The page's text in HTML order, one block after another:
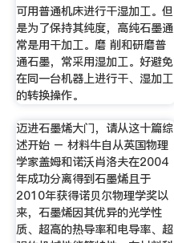
可用普通机床进行干湿加工。但
是为了保持其纯度，高纯石墨通
常是用干加工。磨 削和研磨普
通石墨，常采用湿加工。好避免
在同一台机器上进行干、湿加工
的转换操作。
迈进石墨烯大门，请从这十篇综
述开始 – 材料牛自从英国物理
学家盖姆和诺沃肖洛夫在2004
年成功分离得到石墨烯且于
2010年获得诺贝尔物理学奖以
来，石墨烯因其优异的光学性
质、超高的热导率和电导率、超